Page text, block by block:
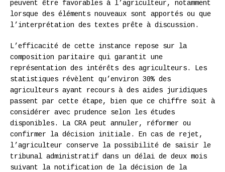
peuvent être favorables à l’agriculteur, notamment
lorsque des éléments nouveaux sont apportés ou que
l’interprétation des textes prête à discussion.
L’efficacité de cette instance repose sur la
composition paritaire qui garantit une
représentation des intérêts des agriculteurs. Les
statistiques révèlent qu’environ 30% des
agriculteurs ayant recours à des aides juridiques
passent par cette étape, bien que ce chiffre soit à
considérer avec prudence selon les études
disponibles. La CRA peut annuler, réformer ou
confirmer la décision initiale. En cas de rejet,
l’agriculteur conserve la possibilité de saisir le
tribunal administratif dans un délai de deux mois
suivant la notification de la décision de la